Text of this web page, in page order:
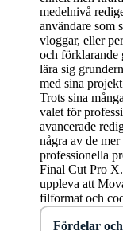
medelnivå
användare som
vloggar, eller
och förklarande
lära sig
med sina
Trots sina
valet för
avancerade
några av de
professionella
Final Cut Pro
uppleva att
filformat och
Fördelar